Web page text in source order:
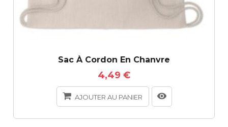
Sac À Cordon En Chanvre
4,49 €
AJOUTER AU PANIER